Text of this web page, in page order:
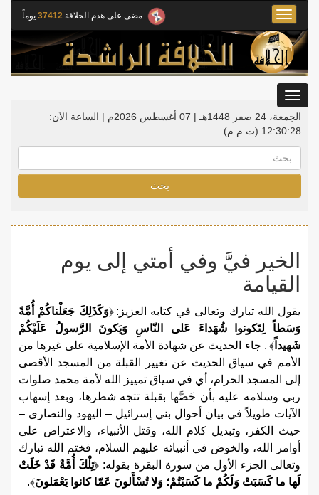
مضى على هدم الخلافة 37412 يوماً
Toggle
navigation
الجمعة، 24 صفر 1448هـ | 07 أغسطس 2026م |
الساعة الآن:
12:30:29 (ت.م.م)
بحث
الخير فيَّ وفي أمتي إلى يوم
القيامة
يقول الله تبارك وتعالى في كتابه العزيز: ﴿وَكَذَلِكَ جَعَلْناكُمْ أُمَّةً
وَسَطاً لِتَكونوا شُهَداءَ عَلى النّاسِ وَيَكونَ الرَّسولُ عَلَيْكُمْ
شَهيداً ﴾ . جاء الحديث عن شهادة الأمة الإسلامية على غيرها من
الأمم في سياق الحديث عن تغيير القبلة من المسجد الأقصى
إلى المسجد الحرام، أي في سياق تمييز الله لأمة محمد صلوات
ربي وسلامه عليه بأن خَصَّها بقبلة تتجه شطرها، وبعد إسهاب
الآيات طويلاً في بيان أحوال بني إسرائيل – اليهود والنصارى –
حيث الكفر، وتبديل كلام الله، وقتل الأنبياء، والاعتراض على
أوامر الله، والخوض في أنبيائه عليهم السلام، فختم الله تبارك
وتعالى الجزء الأول من سورة البقرة بقوله: ﴿تِلْكَ أُمَّةٌ قَدْ خَلَتْ
لَها ما كَسَبَتْ وَلَكُمْ ما كَسَبْتُمْ؛ وَلا تُسْأَلونَ عَمّا كانوا يَعْمَلونَ﴾.